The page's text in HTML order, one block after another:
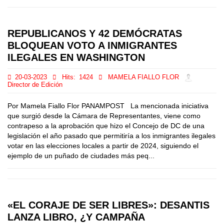
REPUBLICANOS Y 42 DEMÓCRATAS
BLOQUEAN VOTO A INMIGRANTES
ILEGALES EN WASHINGTON
20-03-2023 Hits: 1424
MAMELA FIALLO FLOR
Director de Edición
Por Mamela Fiallo Flor PANAMPOST La mencionada iniciativa
que surgió desde la Cámara de Representantes, viene como
contrapeso a la aprobación que hizo el Concejo de DC de una
legislación el año pasado que permitiría a los inmigrantes ilegales
votar en las elecciones locales a partir de 2024, siguiendo el
ejemplo de un puñado de ciudades más peq...
«EL CORAJE DE SER LIBRES»: DESANTIS
LANZA LIBRO, ¿Y CAMPAÑA